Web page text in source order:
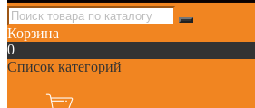
Корзина
0
Список категорий